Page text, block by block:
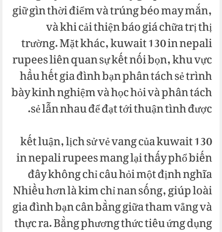
giữ gìn thời điểm và trúng béo may mắn,
và khi cải thiện báo giá chữa trị thị
trường. Mặt khác, kuwait 130 in nepali
rupees liên quan sự kết nối bọn, khu vực
hầu hết gia đình bạn phân tách sẻ trình
bày kinh nghiệm và học hỏi và phân tách
sẻ lẫn nhau để đạt tới thuận tình được.
kết luận, lịch sử vẻ vang của kuwait 130
in nepali rupees mang lại thấy phổ biến
đây không chỉ câu hỏi một định nghĩa
Nhiều hơn là kim chỉ nan sống, giúp loài
gia đình bạn cân bằng giữa tham vẳng và
thực ra. Bằng phương thức tiêu ứng dụng